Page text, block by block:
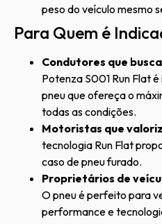
peso do veículo mesmo
Para Quem é
Condutores que
Potenza S001 Run Flat
pneu que ofereça o
todas as condições.
Motoristas que
tecnologia Run Flat
caso de pneu furado.
Proprietários de
O pneu é perfeito para
performance e